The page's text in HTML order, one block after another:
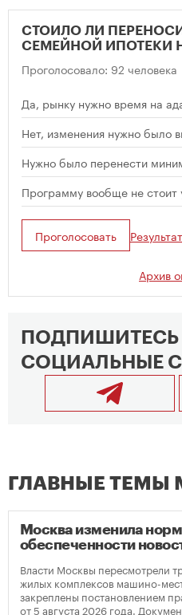
СТОИЛО ЛИ
СЕМЕЙНОЙ ИПОТЕКИ
Проголосовало: 92 человека
Да, рынку нужно время на
Нет, изменения нужно было
Нужно было перенести
Программу вообще не стоит
Проголосовать Результат
Архив
ПОДПИШИТЕСЬ
СОЦИАЛЬНЫЕ
ГЛАВНЫЕ ТЕМЫ
Москва изменила
обеспеченности
Власти Москвы пересмотрели
жилых комплексов машино-
закреплены постановлением
от 5 августа 2026 года.